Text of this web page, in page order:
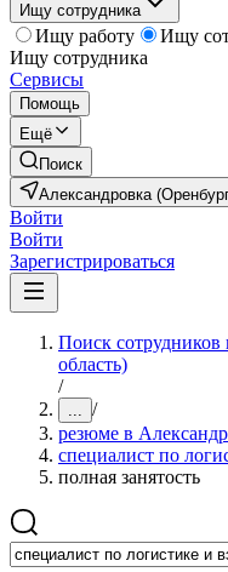
Ищу сотрудника
Ищу работу
Ищу
Ищу сотрудника
Сервисы
Помощь
Ещё
Поиск
Александровка
Войти
Войти
Зарегистрироваться
Поиск сотрудников
область)
/
... /
резюме в
специалист по
полная занятость